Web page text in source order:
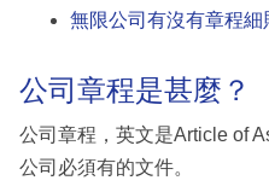
無限公司有沒有章程細
公司章程是甚麼？
公司章程，英文是Article of
公司必須有的文件。